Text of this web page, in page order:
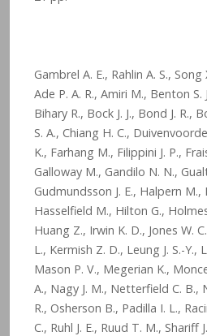
Gambrel A. E., Rahlin A. S., Song
Ade P. A. R., Amiri M., Benton S.
Bihary R., Bock J. J., Bond J. R.,
S. A., Chiang H. C.,
K., Farhang M., Filippini J. P.,
Galloway M., Gandilo N. N.,
Gudmundsson J. E., Halpern M.,
Hasselfield M., Hilton G.,
Huang Z., Irwin K. D., Jones W.
L., Kermish Z. D., Leung J. S.-Y.,
Mason P. V., Megerian K.,
A., Nagy J. M., Netterfield C. B.,
R., Osherson B., Padilla I. L.,
C., Ruhl J. E., Ruud T. M., Shariff